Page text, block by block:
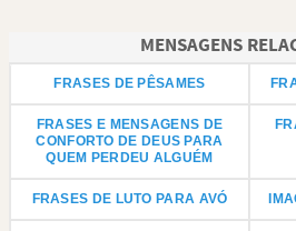
MENSAGENS
FRASES DE PÊSAMES
FRASES E MENSAGENS DE
CONFORTO DE DEUS PARA
QUEM PERDEU ALGUÉM
FRASES DE LUTO PARA AVÓ